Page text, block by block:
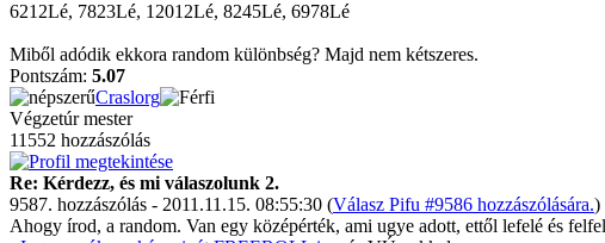
6212Lé, 7823Lé, 12012Lé, 8245Lé, 6978Lé
Miből adódik ekkora random különbség? Majd nem kétszeres.
Pontszám: 5.07
Craslorg
Végzetúr mester
11552 hozzászólás
Re: Kérdezz, és mi válaszolunk 2.
9587. hozzászólás - 2011.11.15. 08:55:30 (Válasz Pifu #9586 hozzászólására.)
Ahogy írod, a random. Van egy középérték, ami ugye adott, ettől lefelé és